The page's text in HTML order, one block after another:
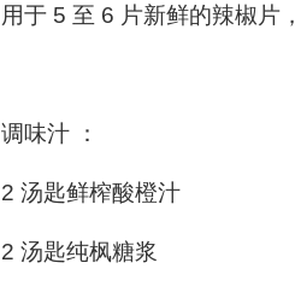
用于 5 至 6 片新鲜的辣椒片，
调味汁 ：
2 汤匙鲜榨酸橙汁
2 汤匙纯枫糖浆